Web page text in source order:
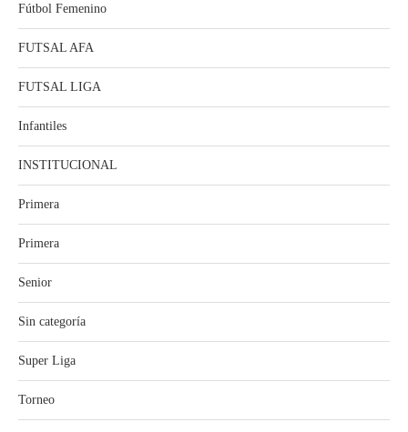
Fútbol Femenino
FUTSAL AFA
FUTSAL LIGA
Infantiles
INSTITUCIONAL
Primera
Primera
Senior
Sin categoría
Super Liga
Torneo